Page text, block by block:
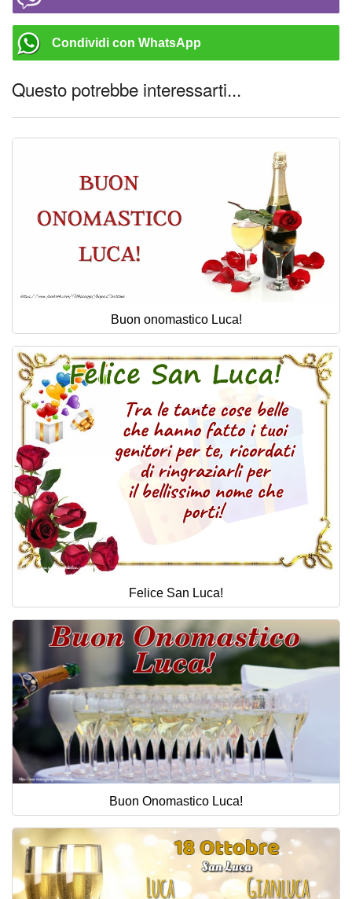
Condividi con WhatsApp
Questo potrebbe interessarti...
Buon onomastico Luca!
Felice San Luca!
Buon Onomastico Luca!